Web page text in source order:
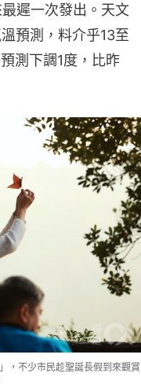
遲一次發出。天文
預測，料介乎13至
測下調1度，比昨
，不少市民趁聖誕長假到來觀賞